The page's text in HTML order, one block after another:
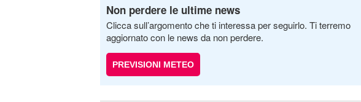
Non perdere le ultime news
Clicca sull’argomento che ti interessa per seguirlo. Ti terremo
aggiornato con le news da non perdere.
PREVISIONI METEO